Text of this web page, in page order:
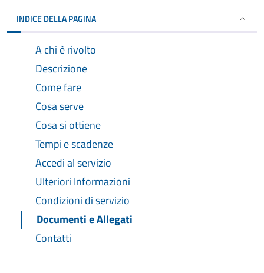
INDICE DELLA PAGINA
A chi è rivolto
Descrizione
Come fare
Cosa serve
Cosa si ottiene
Tempi e scadenze
Accedi al servizio
Ulteriori Informazioni
Condizioni di servizio
Documenti e Allegati
Contatti